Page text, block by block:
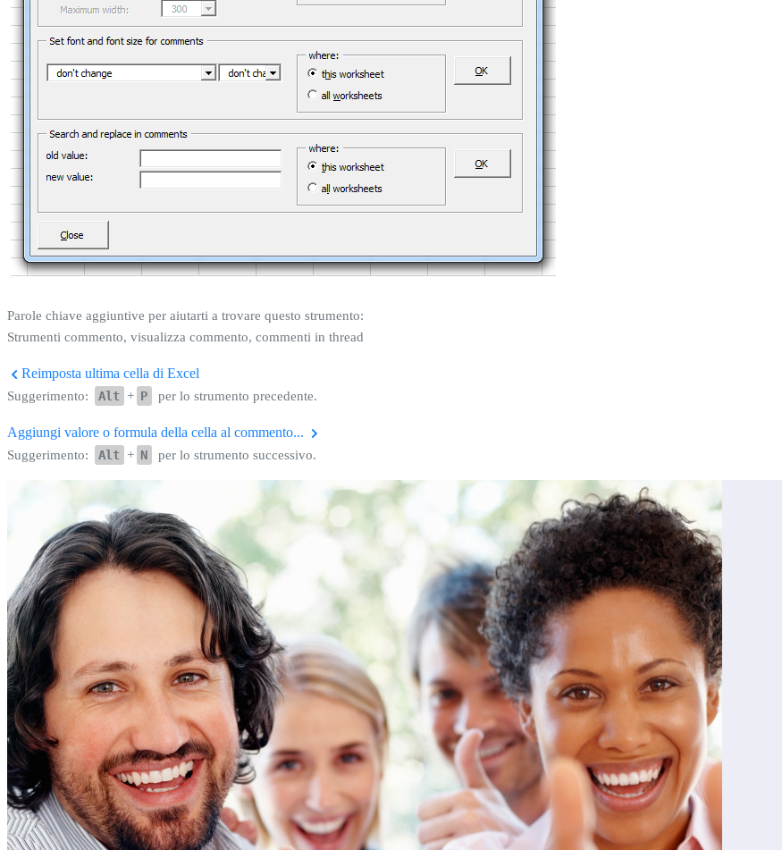
Parole chiave aggiuntive per aiutarti a trovare questo strumento:
Strumenti commento, visualizza commento, commenti in thread
Reimposta ultima cella di Excel
Suggerimento: Alt + P per lo strumento precedente.
Aggiungi valore o formula della cella al commento...
Suggerimento: Alt + N per lo strumento successivo.